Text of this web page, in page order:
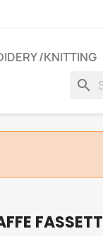
/KNITTING
search